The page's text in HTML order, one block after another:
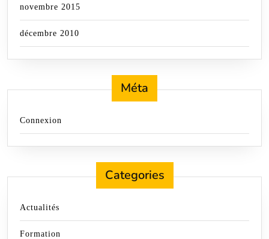
novembre 2015
décembre 2010
Méta
Connexion
Categories
Actualités
Formation